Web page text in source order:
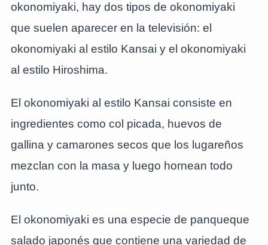
okonomiyaki, hay dos tipos de okonomiyaki
que suelen aparecer en la televisión: el
okonomiyaki al estilo Kansai y el okonomiyaki
al estilo Hiroshima.
El okonomiyaki al estilo Kansai consiste en
ingredientes como col picada, huevos de
gallina y camarones secos que los lugareños
mezclan con la masa y luego hornean todo
junto.
El okonomiyaki es una especie de panqueque
salado japonés que contiene una variedad de